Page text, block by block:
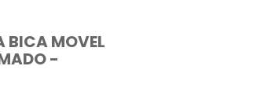
BICA MOVEL
-